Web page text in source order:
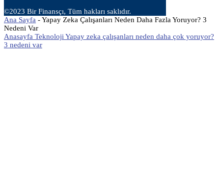
©2023 Bir Finansçı, Tüm hakları saklıdır.
Ana Sayfa -Yapay Zeka Çalışanları Neden Daha Fazla Yoruyor? 3
Nedeni Var
Anasayfa Teknoloji Yapay zeka çalışanları neden daha çok yoruyor?
3 nedeni var